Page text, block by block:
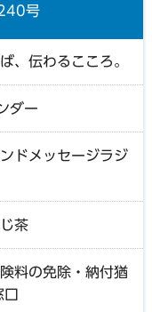
号
、伝わるこころ。
ダー
ドメッセージラジ
茶
料の免除・納付猶